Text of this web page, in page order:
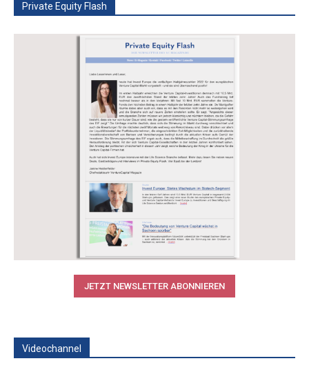
Private Equity Flash
JETZT NEWSLETTER ABONNIEREN
Videochannel